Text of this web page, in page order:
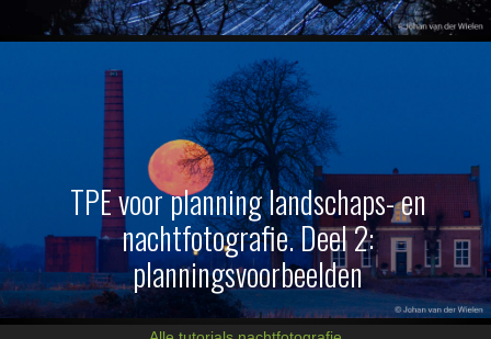
TPE voor planning landschaps- en
nachtfotografie. Deel 2:
planningsvoorbeelden